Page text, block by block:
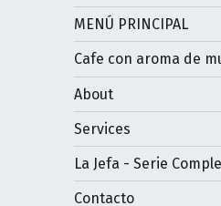
MENÚ PRINCIPAL
Cafe con aroma de
About
Services
La Jefa - Serie
Contacto